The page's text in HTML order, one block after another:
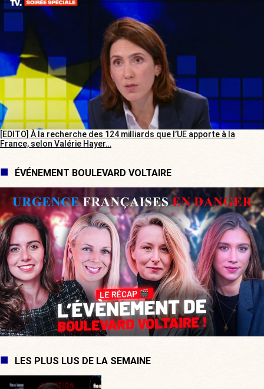
[EDITO] À la recherche des 124 milliards que l’UE apporte à la
France, selon Valérie Hayer…
ÉVÉNEMENT BOULEVARD VOLTAIRE
LES PLUS LUS DE LA SEMAINE